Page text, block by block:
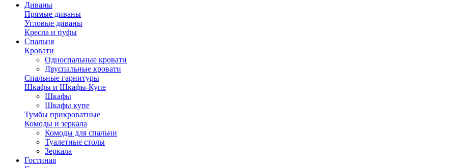
Диваны
Прямые диваны
Угловые диваны
Кресла и пуфы
Спальня
Кровати
Односпальные кровати
Двуспальные кровати
Спальные гарнитуры
Шкафы и Шкафы-Купе
Шкафы
Шкафы купе
Тумбы прикроватные
Комоды и зеркала
Комоды для спальни
Туалетные столы
Зеркала
Гостиная